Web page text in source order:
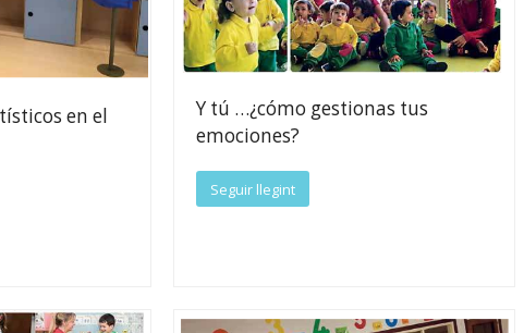
en el
Y tú …¿cómo gestionas tus
emociones?
Seguir llegint